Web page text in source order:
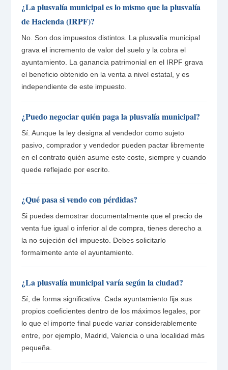
¿La plusvalía municipal es lo mismo que la plusvalía
de Hacienda (IRPF)?
No. Son dos impuestos distintos. La plusvalía municipal
grava el incremento de valor del suelo y la cobra el
ayuntamiento. La ganancia patrimonial en el IRPF grava
el beneficio obtenido en la venta a nivel estatal, y es
independiente de este impuesto.
¿Puedo negociar quién paga la plusvalía municipal?
Sí. Aunque la ley designa al vendedor como sujeto
pasivo, comprador y vendedor pueden pactar libremente
en el contrato quién asume este coste, siempre y cuando
quede reflejado por escrito.
¿Qué pasa si vendo con pérdidas?
Si puedes demostrar documentalmente que el precio de
venta fue igual o inferior al de compra, tienes derecho a
la no sujeción del impuesto. Debes solicitarlo
formalmente ante el ayuntamiento.
¿La plusvalía municipal varía según la ciudad?
Sí, de forma significativa. Cada ayuntamiento fija sus
propios coeficientes dentro de los máximos legales, por
lo que el importe final puede variar considerablemente
entre, por ejemplo, Madrid, Valencia o una localidad más
pequeña.